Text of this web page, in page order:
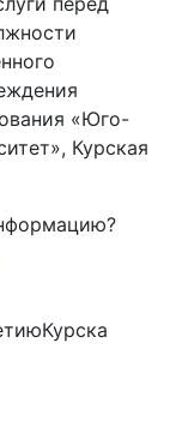
«Юго-
Курская